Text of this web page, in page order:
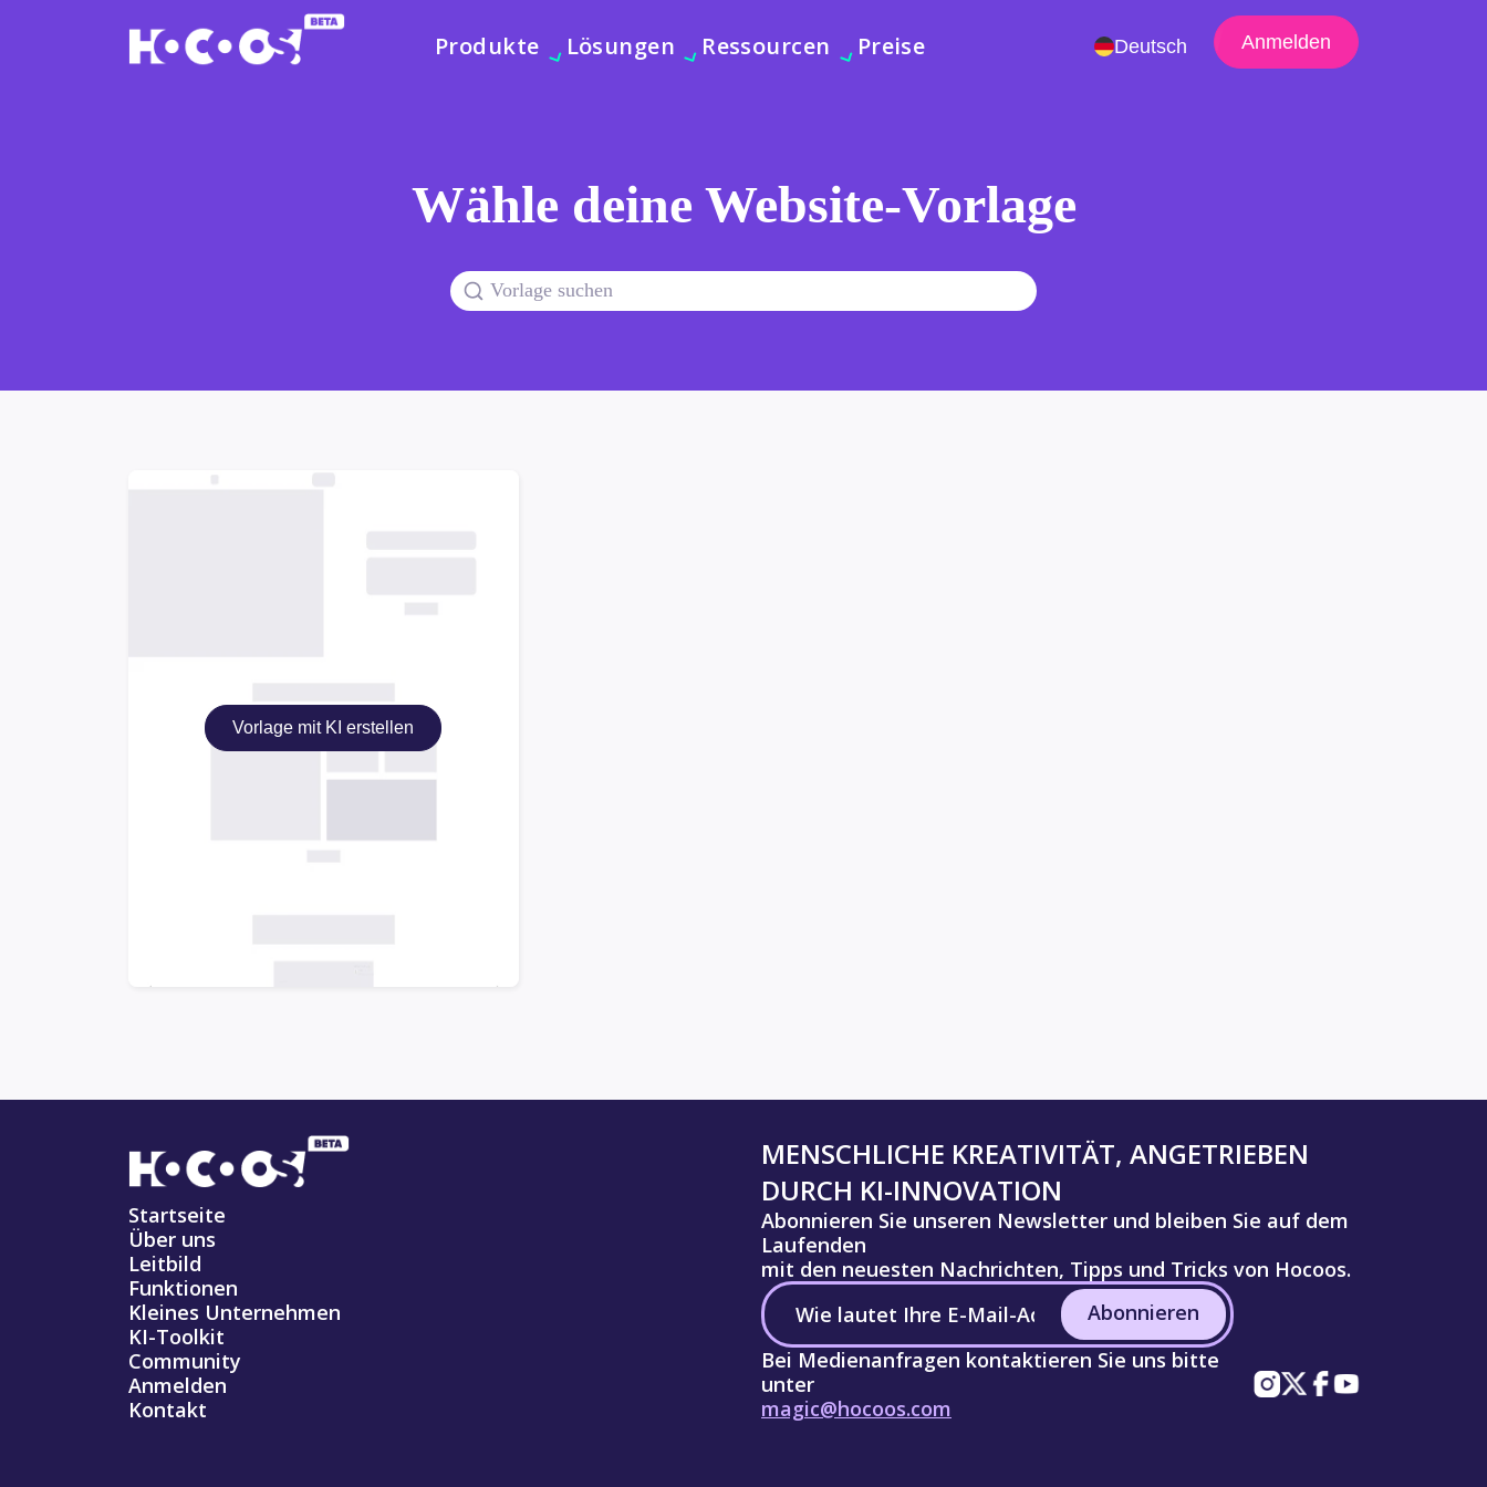
Produkte Lösungen Ressourcen Preise Deutsch Anmelden
Wähle deine Website-Vorlage
Vorlage mit KI erstellen
Startseite
Über uns
Leitbild
Funktionen
Kleines Unternehmen
KI-Toolkit
Community
Anmelden
Kontakt
MENSCHLICHE KREATIVITÄT, ANGETRIEBEN
DURCH KI-INNOVATION
Abonnieren Sie unseren Newsletter und bleiben Sie auf dem
Laufenden
mit den neuesten Nachrichten, Tipps und Tricks von Hocoos.
Abonnieren
Bei Medienanfragen kontaktieren Sie uns bitte
unter
magic@hocoos.com